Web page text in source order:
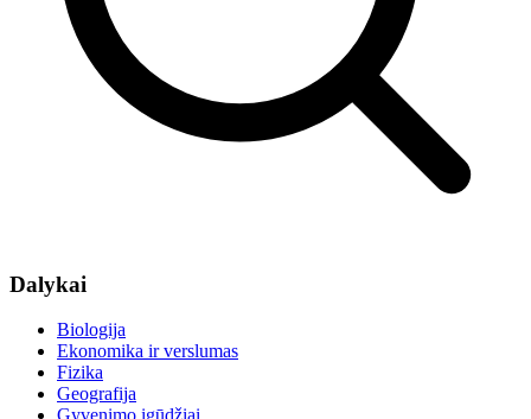
Dalykai
Biologija
Ekonomika ir verslumas
Fizika
Geografija